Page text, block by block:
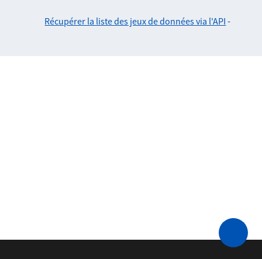
Récupérer la liste des jeux de données via l'API -